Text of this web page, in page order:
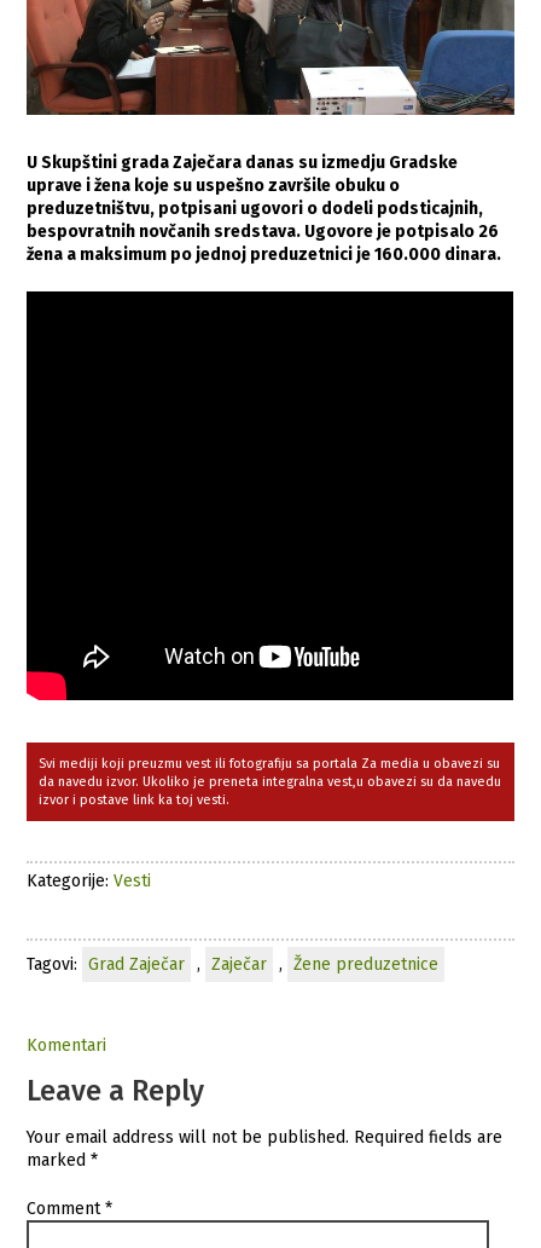
U Skupštini grada Zaječara danas su izmedju Gradske
uprave i žena koje su uspešno završile obuku o
preduzetništvu, potpisani ugovori o dodeli podsticajnih,
bespovratnih novčanih sredstava. Ugovore je potpisalo 26
žena a maksimum po jednoj preduzetnici je 160.000 dinara.
Svi mediji koji preuzmu vest ili fotografiju sa portala Za media u obavezi su
da navedu izvor. Ukoliko je preneta integralna vest,u obavezi su da navedu
izvor i postave link ka toj vesti.
Kategorije:Vesti
Tagovi: Grad Zaječar , Zaječar , Žene preduzetnice
Komentari
Leave a Reply
Your email address will not be published. Required fields are
marked*
Comment*